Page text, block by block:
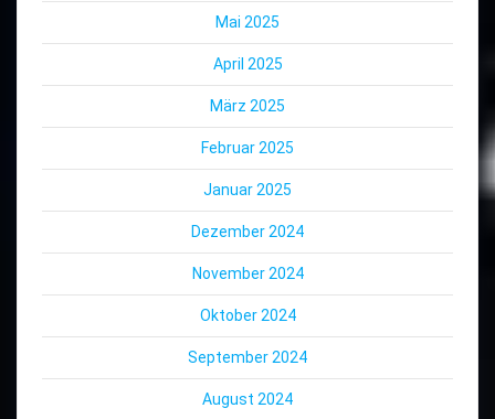
Mai 2025
April 2025
März 2025
Februar 2025
Januar 2025
Dezember 2024
November 2024
Oktober 2024
September 2024
August 2024